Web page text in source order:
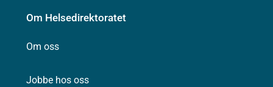
Om Helsedirektoratet
Om oss
Jobbe hos oss